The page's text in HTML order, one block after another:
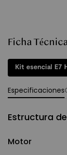
Ficha
Kit esencial E7
Especificaciones
Estructura
Motor